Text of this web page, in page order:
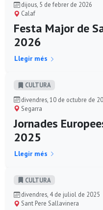
dijous, 5 de febrer de 2026
Calaf
Festa Major de
2026
Llegir més
CULTURA
divendres, 10 de octubre de
Segarra
Jornades
2025
Llegir més
CULTURA
divendres, 4 de juliol de 2025
Sant Pere Sallavinera